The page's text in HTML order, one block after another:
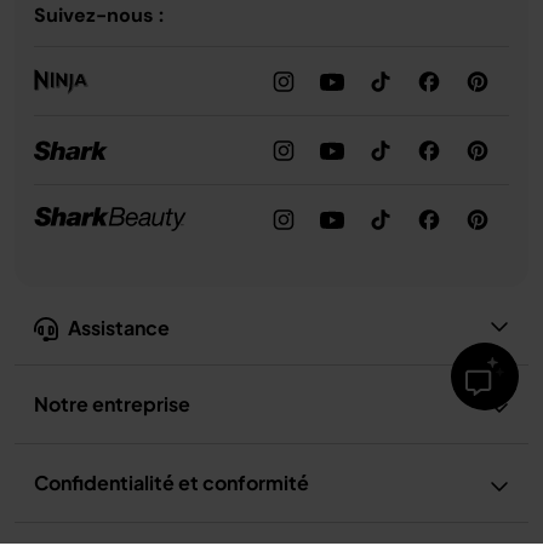
Assistance
Notre entreprise
Confidentialité et conformité
Suivez-nous :